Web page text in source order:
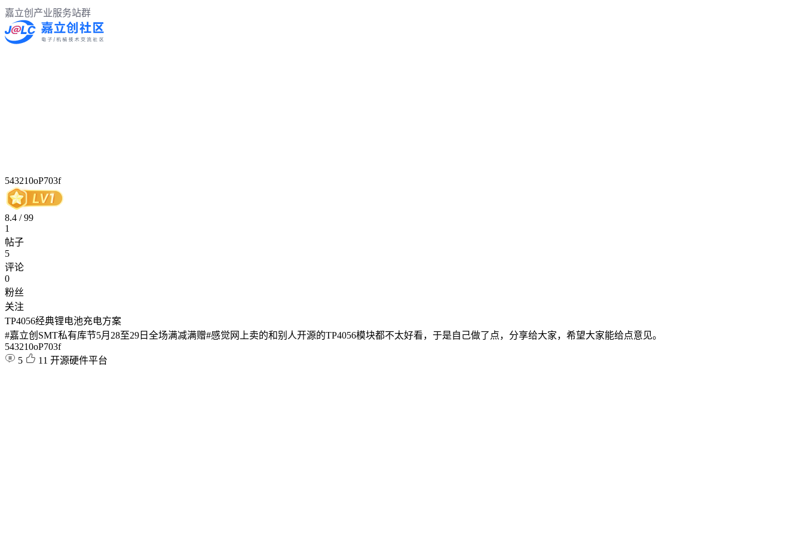
嘉立创产业服务站群
543210oP703f
8.4 /99
1
帖子
5
评论
0
粉丝
关注
TP4056经典锂电池充电方案
#嘉立创SMT私有库节5月28至29日全场满减满赠#感觉网上卖的和别人开源的TP4056模块都不太好看，于是自己做了点，分享给大家，希望大家能给点意见。
543210oP703f
5
11 开源硬件平台